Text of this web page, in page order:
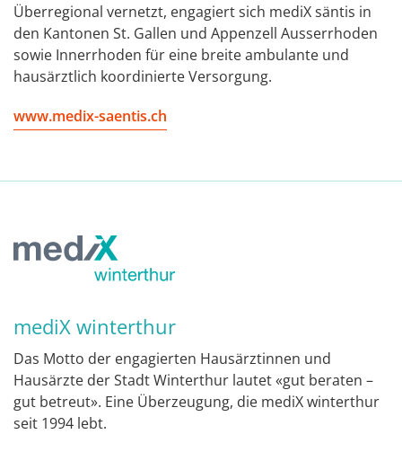
Überregional vernetzt, engagiert sich mediX säntis in
den Kantonen St. Gallen und Appenzell Ausserrhoden
sowie Innerrhoden für eine breite ambulante und
hausärztlich koordinierte Versorgung.
www.medix-saentis.ch
mediX winterthur
Das Motto der engagierten Hausärztinnen und
Hausärzte der Stadt Winterthur lautet «gut beraten –
gut betreut». Eine Überzeugung, die mediX winterthur
seit 1994 lebt.